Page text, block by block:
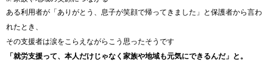
ある利用者が「ありがとう、息子が笑顔で帰ってきました」と保護者から言わ
れたとき、
その支援者は涙をこらえながらこう思ったそうです
「就労支援って、本人だけじゃなく家族や地域も元気にできるんだ」と。